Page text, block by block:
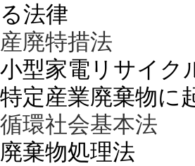
る法律
産廃特措法
小型家電リサイク
特定産業廃棄物に
循環社会基本法
廃棄物処理法